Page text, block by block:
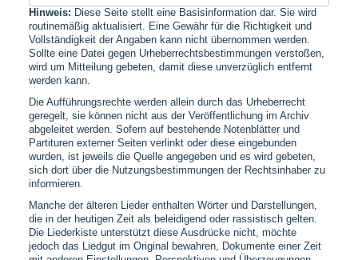
Hinweis: Diese Seite stellt eine Basisinformation dar. Sie wird
routinemäßig aktualisiert. Eine Gewähr für die Richtigkeit und
Vollständigkeit der Angaben kann nicht übernommen werden.
Sollte eine Datei gegen Urheberrechtsbestimmungen verstoßen,
wird um Mitteilung gebeten, damit diese unverzüglich entfernt
werden kann.
Die Aufführungsrechte werden allein durch das Urheberrecht
geregelt, sie können nicht aus der Veröffentlichung im Archiv
abgeleitet werden. Sofern auf bestehende Notenblätter und
Partituren externer Seiten verlinkt oder diese eingebunden
wurden, ist jeweils die Quelle angegeben und es wird gebeten,
sich dort über die Nutzungsbestimmungen der Rechtsinhaber zu
informieren.
Manche der älteren Lieder enthalten Wörter und Darstellungen,
die in der heutigen Zeit als beleidigend oder rassistisch gelten.
Die Liederkiste unterstützt diese Ausdrücke nicht, möchte
jedoch das Liedgut im Original bewahren, Dokumente einer Zeit